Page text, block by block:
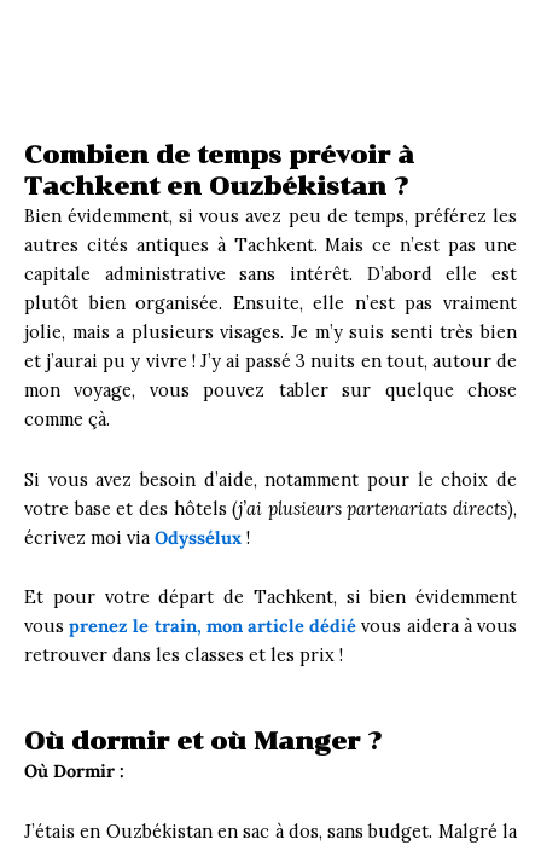
Combien de temps prévoir à
Tachkent en Ouzbékistan ?
Bien évidemment, si vous avez peu de temps, préférez les
autres cités antiques à Tachkent. Mais ce n’est pas une
capitale administrative sans intérêt. D’abord elle est
plutôt bien organisée. Ensuite, elle n’est pas vraiment
jolie, mais a plusieurs visages. Je m’y suis senti très bien
et j’aurai pu y vivre ! J’y ai passé 3 nuits en tout, autour de
mon voyage, vous pouvez tabler sur quelque chose
comme çà.
Si vous avez besoin d’aide, notamment pour le choix de
votre base et des hôtels (j’ai plusieurs partenariats directs),
écrivez moi via Odyssélux !
Et pour votre départ de Tachkent, si bien évidemment
vous prenez le train, mon article dédié vous aidera à vous
retrouver dans les classes et les prix !
Où dormir et où Manger ?
Où Dormir :
J’étais en Ouzbékistan en sac à dos, sans budget. Malgré la